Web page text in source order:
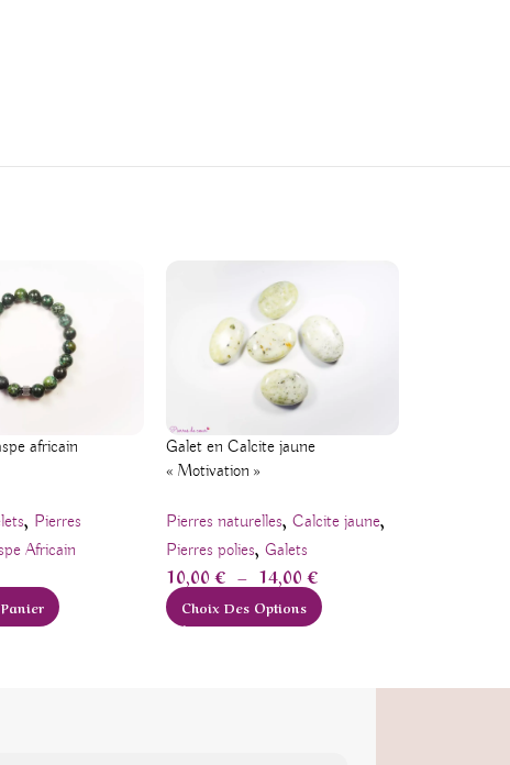
africain
, Pierres
Africain
Galet en Calcite jaune
« Motivation »
Pierres naturelles, Calcite jaune,
Pierres polies, Galets
10,00€ – 14,00€
Choix Des Options